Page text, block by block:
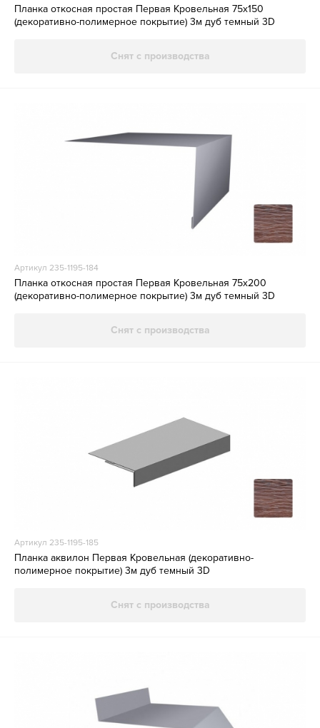
Планка откосная простая Первая Кровельная 75х150
(декоративно-полимерное покрытие) 3м дуб темный 3D
Снят с производства
Артикул 235-1195-184
Планка откосная простая Первая Кровельная 75х200
(декоративно-полимерное покрытие) 3м дуб темный 3D
Снят с производства
Артикул 235-1195-185
Планка аквилон Первая Кровельная (декоративно-
полимерное покрытие) 3м дуб темный 3D
Снят с производства